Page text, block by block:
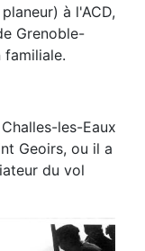
à l'ACD,
Grenoble-
familiale.
les-Eaux
Geoirs, ou il a
du vol